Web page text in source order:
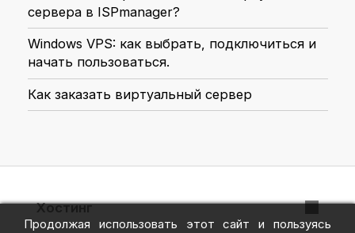
сервера в ISPmanager?
Windows VPS: как выбрать, подключиться и
начать пользоваться.
Как заказать виртуальный сервер
Хостинг
Продолжая использовать этот сайт и пользуясь